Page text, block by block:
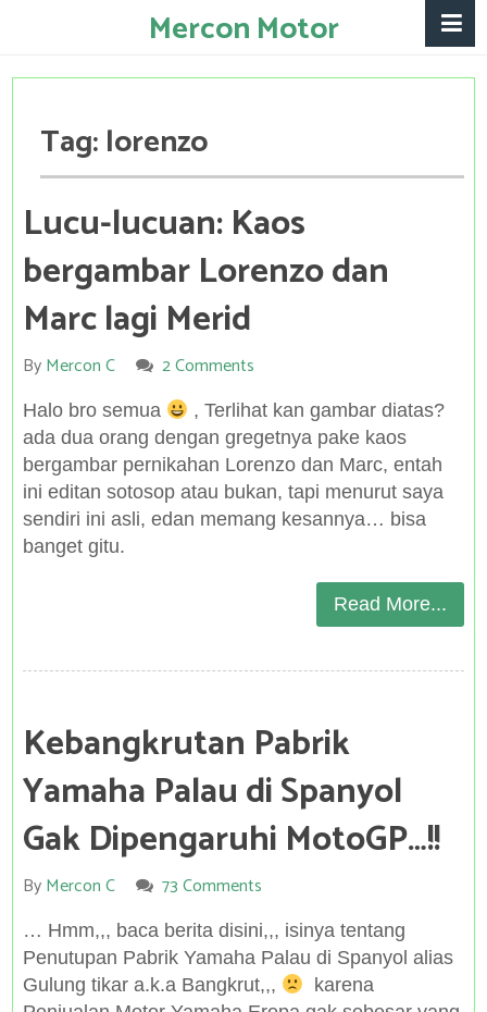
Mercon Motor
Tag:lorenzo
Lucu-lucuan: Kaos
bergambar Lorenzo dan
Marc lagi Merid
ByMercon C 2 Comments
Halo bro semua
, Terlihat kan gambar diatas?
ada dua orang dengan gregetnya pake kaos
bergambar pernikahan Lorenzo dan Marc, entah
ini editan sotosop atau bukan, tapi menurut saya
sendiri ini asli, edan memang kesannya… bisa
banget gitu.
Read More...
Kebangkrutan Pabrik
Yamaha Palau di Spanyol
Gak Dipengaruhi MotoGP…!!
ByMercon C 73 Comments
… Hmm,,, baca berita disini,,, isinya tentang
Penutupan Pabrik Yamaha Palau di Spanyol alias
Gulung tikar a.k.a Bangkrut,,,
karena